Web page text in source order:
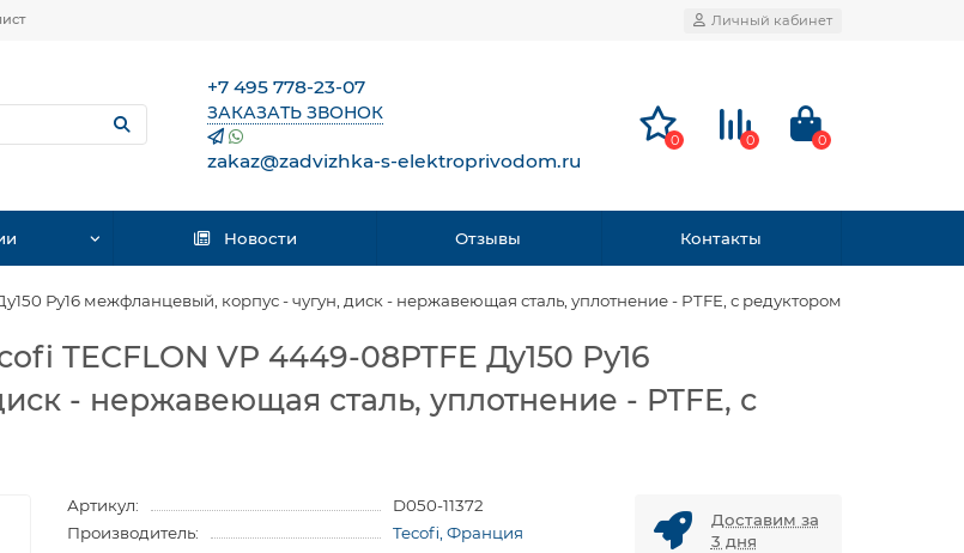
Личный кабинет
+7 495 778-23-07
ЗАКАЗАТЬ ЗВОНОК
zakaz@zadvizhka-s-elektroprivodom.ru
0 0 0
Новости Отзывы Контакты
Ру16 межфланцевый, корпус - чугун, диск - нержавеющая сталь, уплотнение - PTFE, с редуктором
TECFLON VP 4449-08PTFE Ду150 Ру16
- нержавеющая сталь, уплотнение - PTFE, с
Артикул:
D050-11372
Производитель:
Tecofi, Франция
Доставим за
3 дня